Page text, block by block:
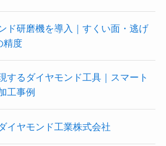
ド研磨機を導入｜すくい面・逃げ
精度
するダイヤモンド工具｜スマート
工事例
イヤモンド工業株式会社